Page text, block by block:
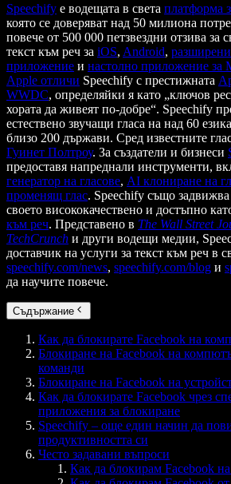
Speechify е водещата в света платформа
която се доверяват над 50 милиона
повече от 500 000 петзвездни отзива за
текст към реч за iOS, Android,
приложение и настолно приложение за
Apple отличи Speechify с престижната
WWDC, определяйки я като „ключов
хората да живеят по-добре“. Speechify
естествено звучащи гласа на над 60
близо 200 държави. Сред известните
Гуинет Полтроу. За създатели и бизнеси
предоставя напреднали инструменти,
генератор на гласове, AI клониране на
променящ глас. Speechify също
своето висококачествено и достъпно
към реч. Представено в The Wall Street
TechCrunch и други водещи медии,
доставчик на услуги за текст към реч в
speechify.com/news, speechify.com/blog и
да научите повече.
Съдържание
Как да блокирате Facebook на
Блокиране на Facebook на
команди
Блокиране на Facebook на
Как да блокирате Facebook чрез
приложения за блокиране
Speechify – още един начин да
продуктивността си
Често задавани въпроси
Как да блокирам Facebook